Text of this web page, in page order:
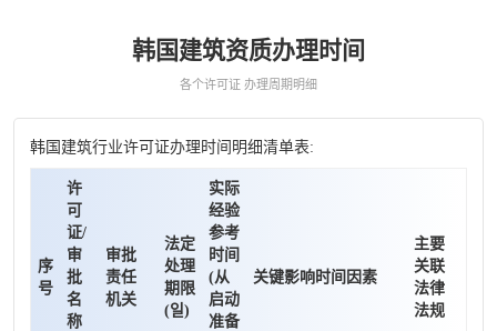
韩国建筑资质办理时间
各个许可证 办理周期明细
韩国建筑行业许可证办理时间明细清单表:
序
号
许
可
证/
审
批
名
称
审批
责任
机关
法定
处理
期限
(일)
实际
经验
参考
时间
(从
启动
准备
关键影响时间因素
主要
关联
法律
法规